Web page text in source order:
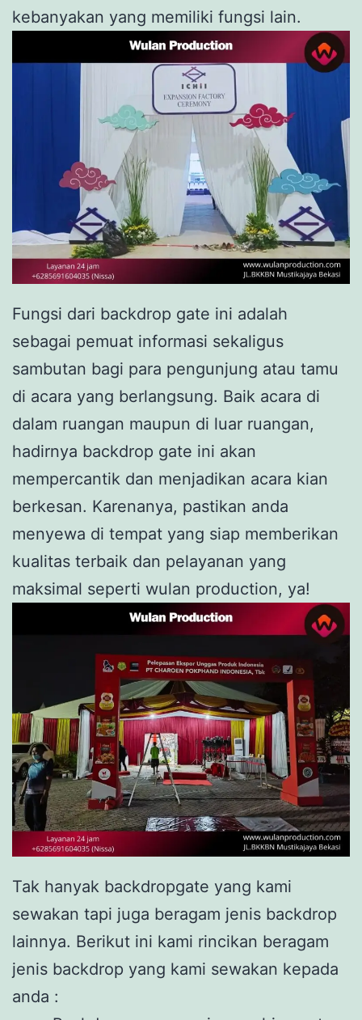
kebanyakan yang memiliki fungsi lain.
Fungsi dari backdrop gate ini adalah
sebagai pemuat informasi sekaligus
sambutan bagi para pengunjung atau tamu
di acara yang berlangsung. Baik acara di
dalam ruangan maupun di luar ruangan,
hadirnya backdrop gate ini akan
mempercantik dan menjadikan acara kian
berkesan. Karenanya, pastikan anda
menyewa di tempat yang siap memberikan
kualitas terbaik dan pelayanan yang
maksimal seperti wulan production, ya!
Tak hanyak backdropgate yang kami
sewakan tapi juga beragam jenis backdrop
lainnya. Berikut ini kami rincikan beragam
jenis backdrop yang kami sewakan kepada
anda :